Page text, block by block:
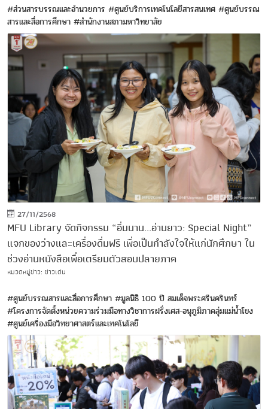
#ส่วนสารบรรณและอำนวยการ #ศูนย์บริการเทคโนโลยีสารสนเทศ #ศูนย์บรรณ
สารและสื่อการศึกษา #สำนักงานสภามหาวิทยาลัย
27/11/2568
MFU Library จัดกิจกรรม “อิ่มนาน...อ่านยาว: Special Night”
แจกของว่างและเครื่องดื่มฟรี เพื่อเป็นกำลังใจให้แก่นักศึกษา ใน
ช่วงอ่านหนังสือเพื่อเตรียมตัวสอบปลายภาค
หมวดหมู่ข่าว: ข่าวเด่น
#ศูนย์บรรณสารและสื่อการศึกษา #มูลนิธิ 100 ปี สมเด็จพระศรีนครินทร์
#โครงการจัดตั้งหน่วยความร่วมมือทางวิชาการฝรั่งเศส-อนุภูมิภาคลุ่มแม่น้ำโขง
#ศูนย์เครื่องมือวิทยาศาสตร์และเทคโนโลยี